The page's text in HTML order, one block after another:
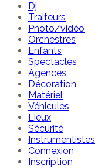
Dj
Traiteurs
Photo/vidéo
Orchestres
Enfants
Spectacles
Agences
Décoration
Matériel
Véhicules
Lieux
Sécurité
Instrumentistes
Connexion
Inscription